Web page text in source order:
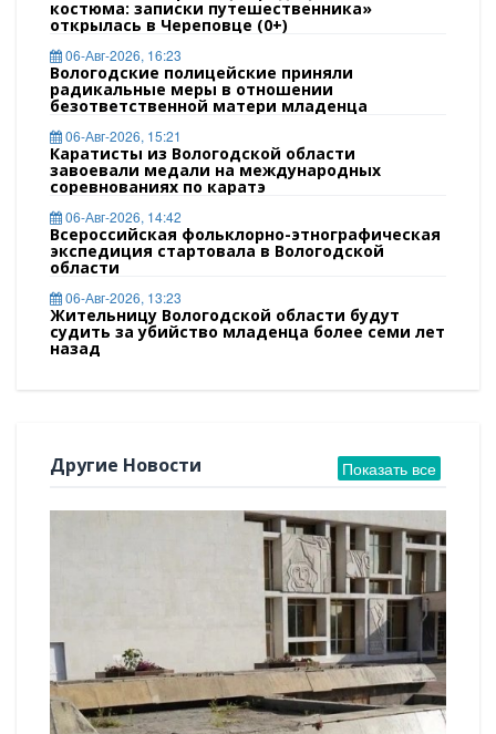
костюма: записки путешественника»
открылась в Череповце (0+)
06-Авг-2026, 16:23
Вологодские полицейские приняли
радикальные меры в отношении
безответственной матери младенца
06-Авг-2026, 15:21
Каратисты из Вологодской области
завоевали медали на международных
соревнованиях по каратэ
06-Авг-2026, 14:42
Всероссийская фольклорно-этнографическая
экспедиция стартовала в Вологодской
области
06-Авг-2026, 13:23
Жительницу Вологодской области будут
судить за убийство младенца более семи лет
назад
Показать все
Другие Новости